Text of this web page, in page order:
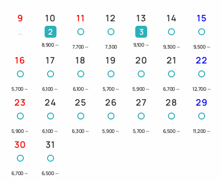
9 10
2
8,900 ～
11
7,700 ～
12
7,300
13
3
9,100 ～
14
9,300 ～
15
9,500 ～
16
5,700 ～
17
6,100 ～
18
6,100 ～
19
5,700 ～
20
5,900 ～
21
6,700 ～
22
12,700 ～
23
5,900 ～
24
6,100 ～
25
6,300 ～
26
5,900 ～
27
5,700 ～
28
6,500 ～
29
11,200 ～
30
6,700 ～
31
6,500 ～